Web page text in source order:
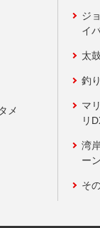
メ
ジ
イ
太
釣
マ
リ
湾
ー
そ